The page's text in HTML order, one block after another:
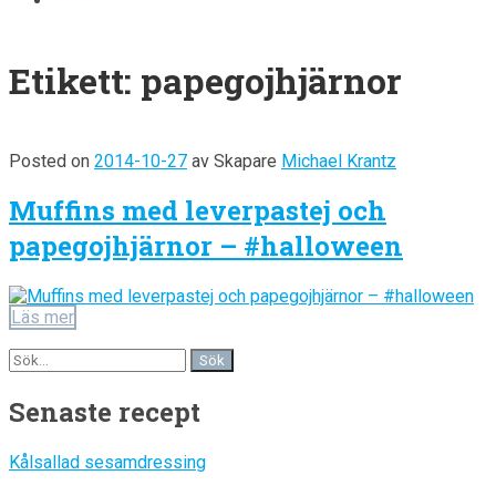
Etikett: papegojhjärnor
Posted on 2014-10-27 av Skapare Michael Krantz
Muffins med leverpastej och
papegojhjärnor – #halloween
Läs mer
Senaste recept
Kålsallad sesamdressing